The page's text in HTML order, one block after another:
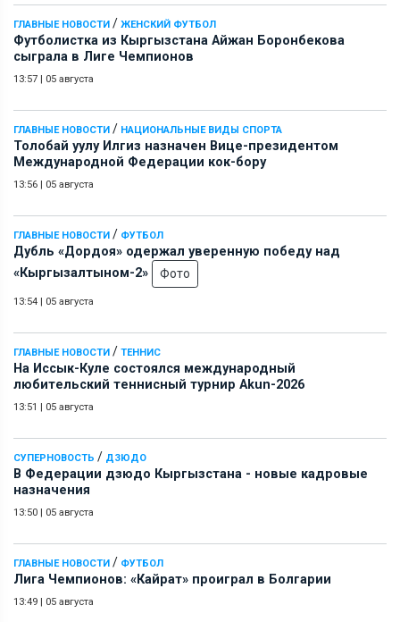
ГЛАВНЫЕ НОВОСТИ / ЖЕНСКИЙ ФУТБОЛ
Футболистка из Кыргызстана Айжан Боронбекова
сыграла в Лиге Чемпионов
13:57 | 05 августа
ГЛАВНЫЕ НОВОСТИ / НАЦИОНАЛЬНЫЕ ВИДЫ СПОРТА
Толобай уулу Илгиз назначен Вице-президентом
Международной Федерации кок-бору
13:56 | 05 августа
ГЛАВНЫЕ НОВОСТИ / ФУТБОЛ
Дубль «Дордоя» одержал уверенную победу над
«Кыргызалтыном-2»
Фото
13:54 | 05 августа
ГЛАВНЫЕ НОВОСТИ / ТЕННИС
На Иссык-Куле состоялся международный
любительский теннисный турнир Akun-2026
13:51 | 05 августа
СУПЕРНОВОСТЬ / ДЗЮДО
В Федерации дзюдо Кыргызстана - новые кадровые
назначения
13:50 | 05 августа
ГЛАВНЫЕ НОВОСТИ / ФУТБОЛ
Лига Чемпионов: «Кайрат» проиграл в Болгарии
13:49 | 05 августа